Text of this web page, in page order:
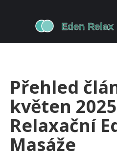
Přehled
květen
Relaxační
Masáže